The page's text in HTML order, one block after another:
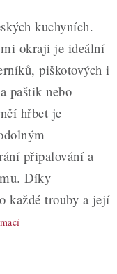
kuchyních.
okraji je ideální
piškotových i
paštik nebo
hřbet je
připalování a
Díky
každé trouby a její